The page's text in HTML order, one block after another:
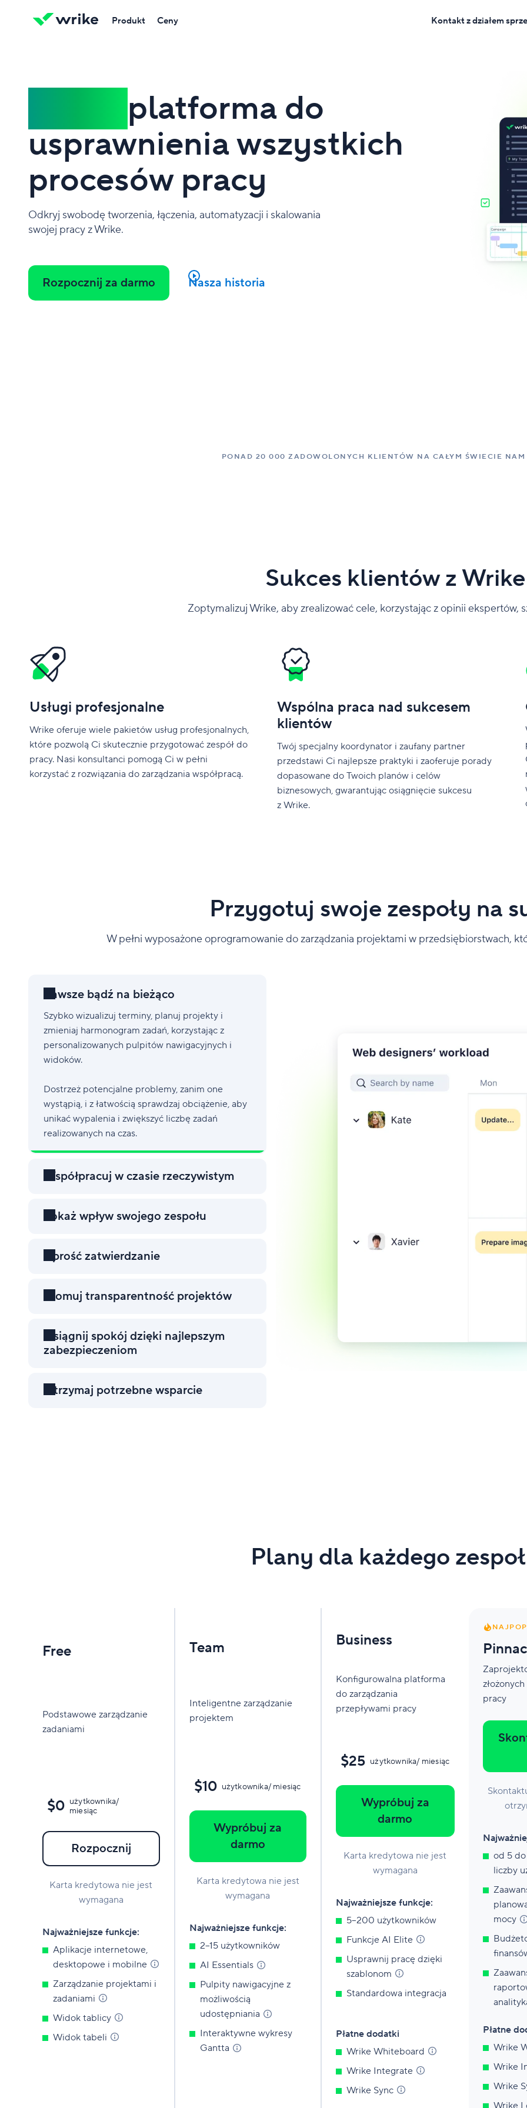
Produkt Ceny Kontakt z działem
platforma do
usprawnienia wszystkich
procesów pracy
Odkryj swobodę tworzenia, łączenia, automatyzacji i skalowania
swojej pracy z Wrike.
Rozpocznij za darmo Nasza historia
PONAD 20 000 ZADOWOLONYCH KLIENTÓW NA CAŁYM ŚWIECIE
Sukces klientów z Wrike
Zoptymalizuj Wrike, aby zrealizować cele, korzystając z opinii ekspertów,
Usługi profesjonalne
Wrike oferuje wiele pakietów usług profesjonalnych,
które pozwolą Ci skutecznie przygotować zespół do
pracy. Nasi konsultanci pomogą Ci w pełni
korzystać z rozwiązania do zarządzania współpracą.
Wspólna praca nad sukcesem
klientów
Twój specjalny koordynator i zaufany partner
przedstawi Ci najlepsze praktyki i zaoferuje porady
dopasowane do Twoich planów i celów
biznesowych, gwarantując osiągnięcie sukcesu
z Wrike.
Przygotuj swoje zespoły na
W pełni wyposażone oprogramowanie do zarządzania projektami w przedsiębiorstwach,
Zawsze bądź na bieżąco
Szybko wizualizuj terminy, planuj projekty i
zmieniaj harmonogram zadań, korzystając z
personalizowanych pulpitów nawigacyjnych i
widoków.
Dostrzeż potencjalne problemy, zanim one
wystąpią, i z łatwością sprawdzaj obciążenie, aby
unikać wypalenia i zwiększyć liczbę zadań
realizowanych na czas.
Współpracuj w czasie rzeczywistym
Pokaż wpływ swojego zespołu
Uprość zatwierdzanie
Promuj transparentność projektów
Osiągnij spokój dzięki najlepszym
zabezpieczeniom
Otrzymaj potrzebne wsparcie
Plany dla każdego
Free
Podstawowe zarządzanie
zadaniami
$0 użytkownika/
miesiąc
Rozpocznij
Karta kredytowa nie jest
wymagana
Najważniejsze funkcje:
Aplikacje internetowe,
desktopowe i mobilne
Zarządzanie projektami i
zadaniami
Widok tablicy
Widok tabeli
Team
Inteligentne zarządzanie
projektem
$10 użytkownika/ miesiąc
Wypróbuj za
darmo
Karta kredytowa nie jest
wymagana
Najważniejsze funkcje:
2–15 użytkowników
AI Essentials
Pulpity nawigacyjne z
możliwością
udostępniania
Interaktywne wykresy
Gantta
Business
Konfigurowalna platforma
do zarządzania
przepływami pracy
$25 użytkownika/ miesiąc
Wypróbuj za
darmo
Karta kredytowa nie jest
wymagana
Najważniejsze funkcje:
5–200 użytkowników
Funkcje AI Elite
Usprawnij pracę dzięki
szablonom
Standardowa integracja
Płatne dodatki
WrikeWhiteboard
Wrike Integrate
Wrike Sync
pracy
od 5
liczby
mocy
Płatne
Wrike
Wrike
Wrike